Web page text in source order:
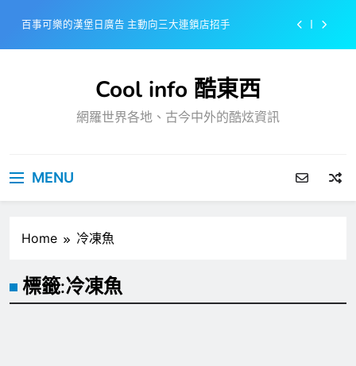
content
百事可樂的漢堡日廣告 主動向三大連鎖店招手
戴著金牌的醬油瓶 市佔率第一的龜甲萬廣告
感動落淚也笑到流淚的斷髮式
Cool info 酷東西
網羅世界各地、古今中外的酷炫資訊
MENU
Home 冷凍魚
標籤:冷凍魚